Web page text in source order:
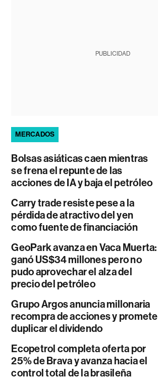
PUBLICIDAD
MERCADOS
Bolsas asiáticas caen mientras
se frena el repunte de las
acciones de IA y baja el petróleo
Carry trade resiste pese a la
pérdida de atractivo del yen
como fuente de financiación
GeoPark avanza en Vaca Muerta:
ganó US$34 millones pero no
pudo aprovechar el alza del
precio del petróleo
Grupo Argos anuncia millonaria
recompra de acciones y promete
duplicar el dividendo
Ecopetrol completa oferta por
25% de Brava y avanza hacia el
control total de la brasileña